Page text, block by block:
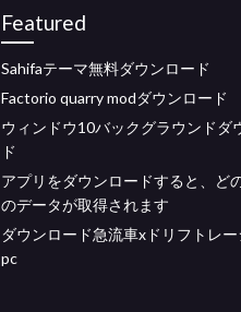
Featured
Sahifaテーマ無料ダウンロード
Factorio quarry modダウンロード
ウィンドウ10バックグラウンドダ
ド
アプリをダウンロードすると、ど
のデータが取得されます
ダウンロード急流車xドリフトレ
pc